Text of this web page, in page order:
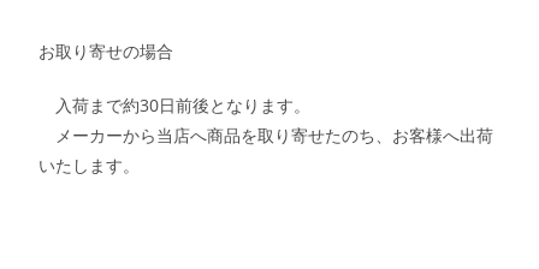
お取り寄せの場合
入荷まで約30日前後となります。
メーカーから当店へ商品を取り寄せたのち、お客様へ出荷
いたします。